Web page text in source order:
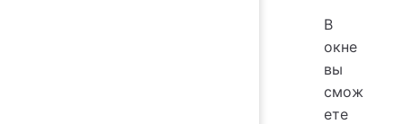
В
окне
вы
смож
ете